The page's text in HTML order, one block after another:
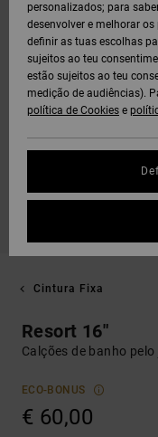
Cintura Fixa
Resort 16"
Calções de banho
ECO-BONUS
€ 60,00
personalizados; para
desenvolver e melhorar
definir as tuas escolhas
sujeitos ao teu
estão sujeitos ao teu
medição de audiências).
política de Cookies e